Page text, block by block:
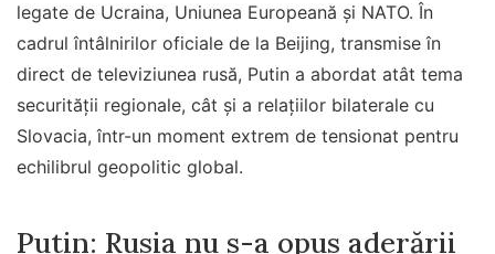
legate de Ucraina, Uniunea Europeană și NATO. În
cadrul întâlnirilor oficiale de la Beijing, transmise în
direct de televiziunea rusă, Putin a abordat atât tema
securității regionale, cât și a relațiilor bilaterale cu
Slovacia, într-un moment extrem de tensionat pentru
echilibrul geopolitic global.
Putin: Rusia nu s-a opus aderării